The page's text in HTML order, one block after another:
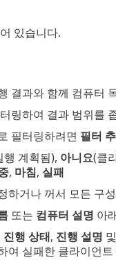
있습니다.
결과와 함께 컴퓨터
링하여 결과 범위를
필터링하려면 필터
계획됨), 아니요(클
, 마침, 실패
하거나 꺼서 모든 구
또는 컴퓨터 설명 아
진행 상태, 진행 설명 및
여 실패한 클라이언